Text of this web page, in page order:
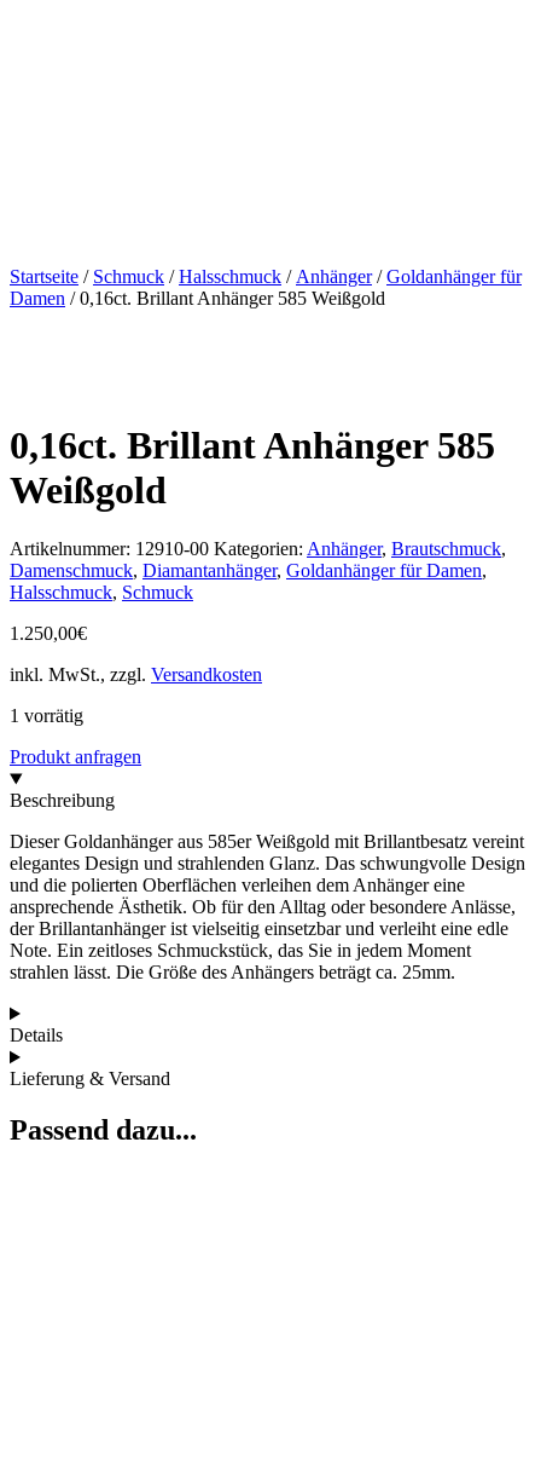
Startseite / Schmuck /Halsschmuck / Anhänger/Goldanhänger für
Damen / 0,16ct. Brillant Anhänger 585 Weißgold
0,16ct. Brillant Anhänger 585
Weißgold
Artikelnummer: 12910-00 Kategorien: Anhänger, Brautschmuck,
Damenschmuck, Diamantanhänger, Goldanhänger für Damen,
Halsschmuck, Schmuck
1.250,00€
inkl. MwSt., zzgl. Versandkosten
1 vorrätig
Produkt anfragen
Beschreibung
Dieser Goldanhänger aus 585er Weißgold mit Brillantbesatz vereint
elegantes Design und strahlenden Glanz. Das schwungvolle Design
und die polierten Oberflächen verleihen dem Anhänger eine
ansprechende Ästhetik. Ob für den Alltag oder besondere Anlässe,
der Brillantanhänger ist vielseitig einsetzbar und verleiht eine edle
Note. Ein zeitloses Schmuckstück, das Sie in jedem Moment
strahlen lässt. Die Größe des Anhängers beträgt ca. 25mm.
Details
Lieferung & Versand
Passend dazu...